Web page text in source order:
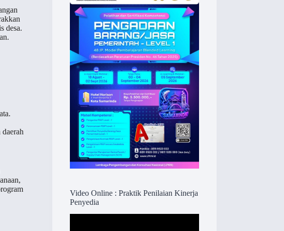
desa.
Video Online : Praktik Penilaian Kinerja
Penyedia